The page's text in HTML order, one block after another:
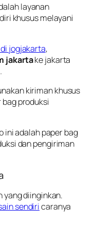
layanan
khusus melayani
jogjakarta,
jakartake jakarta
kiriman khusus
produksi
ini adalah paper bag
dan pengiriman
yang diinginkan.
sendiricaranya